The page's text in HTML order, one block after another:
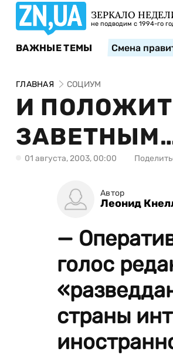
ЗЕРКАЛО
не подводим с 1994-го
ВАЖНЫЕ ТЕМЫ Смена
ГЛАВНАЯ СОЦИУМ
И
01 августа, 2003, 00:00
Автор
Леонид
—
голос
страны